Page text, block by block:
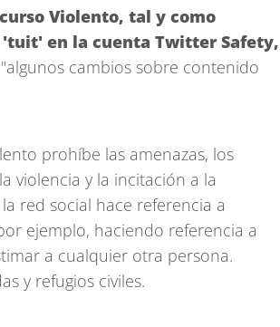
Violento, tal y como
en la cuenta Twitter Safety,
cambios sobre contenido
prohíbe las amenazas, los
violencia y la incitación a la
red social hace referencia a
ejemplo, haciendo referencia a
a cualquier otra persona.
y refugios civiles.